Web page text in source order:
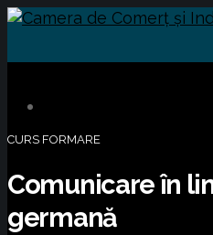
CURS FORMARE
Comunicare în
germană